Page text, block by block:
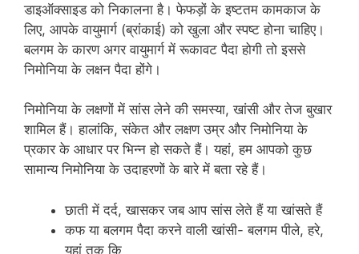
डाइऑक्साइड को निकालना है। फेफड़ों के इष्टतम कामकाज के
लिए, आपके वायुमार्ग (ब्रांकाई) को खुला और स्पष्ट होना चाहिए।
बलगम के कारण अगर वायुमार्ग में रूकावट पैदा होगी तो इससे
निमोनिया के लक्षन पैदा होंगे।
निमोनिया के लक्षणों में सांस लेने की समस्या, खांसी और तेज बुखार
शामिल हैं। हालांकि, संकेत और लक्षण उम्र और निमोनिया के
प्रकार के आधार पर भिन्न हो सकते हैं। यहां, हम आपको कुछ
सामान्य निमोनिया के उदाहरणों के बारे में बता रहे हैं।
छाती में दर्द, खासकर जब आप सांस लेते हैं या खांसते हैं
कफ या बलगम पैदा करने वाली खांसी- बलगम पीले, हरे,
यहां तक ​​कि